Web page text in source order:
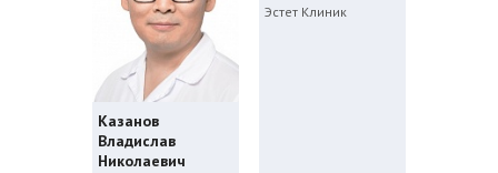
Казанов
Владислав
Николаевич
Эстет Клиник